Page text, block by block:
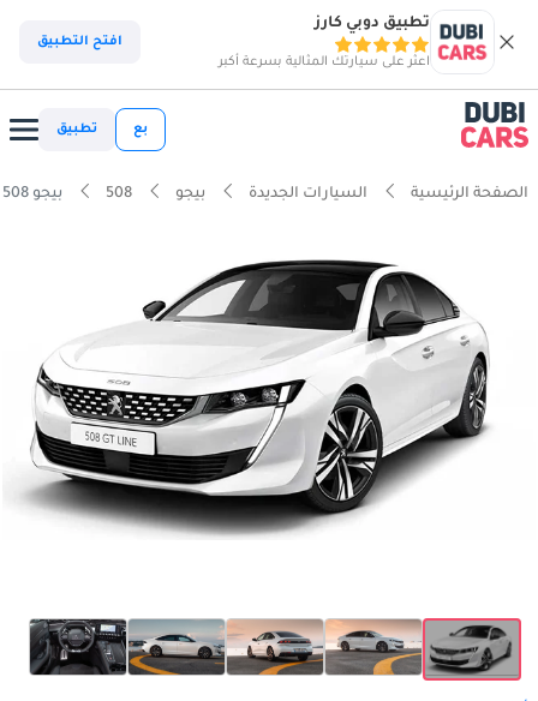
تطبيق دوبي كارز
اعثر على سيارتك المثالية بسرعة أكبر
افتح التطبيق
بع تطبيق
الصفحة الرئيسية السيارات الجديدة بيجو 508 بيجو 508 1.6t جاذبية توربو